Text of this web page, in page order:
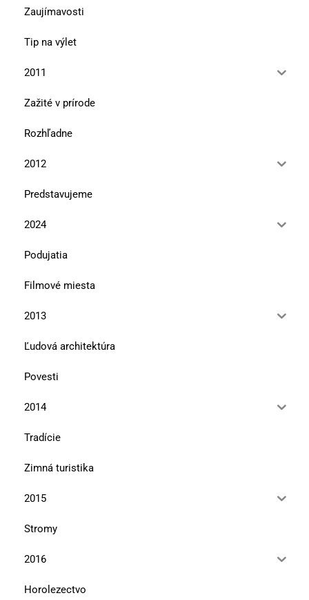
Zaujímavosti
Tip na výlet
2011
Zažité v prírode
Rozhľadne
2012
Predstavujeme
2024
Podujatia
Filmové miesta
2013
Ľudová architektúra
Povesti
2014
Tradície
Zimná turistika
2015
Stromy
2016
Horolezectvo